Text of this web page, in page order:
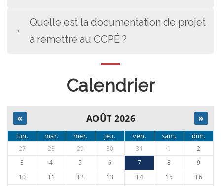
Quelle est la documentation de projet
à remettre au CCPÉ ?
Calendrier
« AOÛT 2026 »
lun. mar. mer. jeu. ven. sam. dim.
27 28 29 30 31 1
2
3
4 5 6 7 8
9
10
11 12 13 14 15
16